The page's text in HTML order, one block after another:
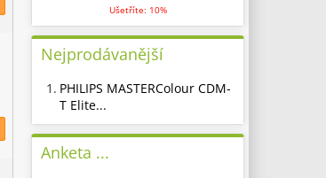
Ušetříte: 10%
Nejprodávanější
1. PHILIPS MASTERColour CDM-
T Elite...
Anketa ...